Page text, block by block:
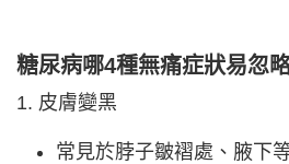
糖尿病哪4種無痛症狀易忽
1. 皮膚變黑
常見於脖子皺褶處、腋下